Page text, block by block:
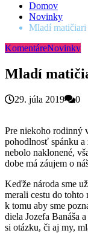
Domov
Novinky
Mladí matičiari
KomentáreNovinky
Mladí
29. júla 2019 0
Pre niekoho rodinný
pohodlnosť spánku
nebolo naklonené,
dobe má záujem o
Keďže národa sme
merali cestu do
k tomu aby sme
diela Jozefa Banáša
si otázku, či aj my,